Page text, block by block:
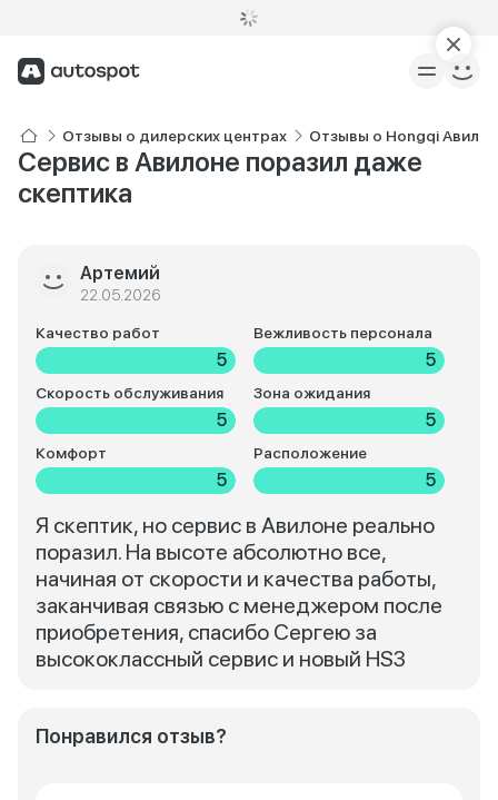
Отзывы о дилерских центрах Отзывы о Hongqi
Сервис в Авилоне поразил даже
скептика
Артемий
22.05.2026
Качество работ
5
Вежливость персонала
5
Скорость обслуживания
5
Зона ожидания
5
Комфорт
5
Расположение
5
Я скептик, но сервис в Авилоне реально
поразил. На высоте абсолютно все,
начиная от скорости и качества работы,
заканчивая связью с менеджером после
приобретения, спасибо Сергею за
высококлассный сервис и новый HS3
Понравился отзыв?